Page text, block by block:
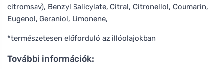
citromsav), Benzyl Salicylate, Citral, Citronellol, Coumarin,
Eugenol, Geraniol, Limonene,
*természetesen előforduló az illóolajokban
További információk: